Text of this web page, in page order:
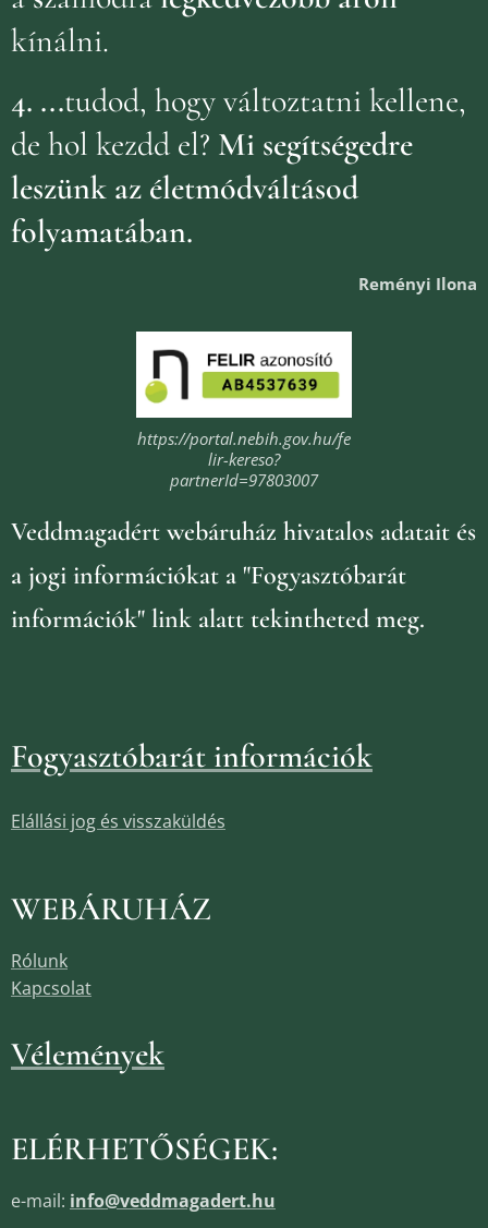
kínálni.
4. ...tudod, hogy változtatni kellene,
de hol kezdd el? Mi segítségedre
leszünk az életmódváltásod
folyamatában.
Reményi Ilona
https://portal.nebih.gov.hu/fe
lir-kereso?
partnerId=97803007
Veddmagadért webáruház hivatalos adatait és
a jogi információkat a "Fogyasztóbarát
információk" link alatt tekintheted meg.
Fogyasztóbarát információk
Elállási jog és visszaküldés
WEBÁRUHÁZ
Rólunk
Kapcsolat
Vélemények
ELÉRHETŐSÉGEK:
e-mail: info@veddmagadert.hu